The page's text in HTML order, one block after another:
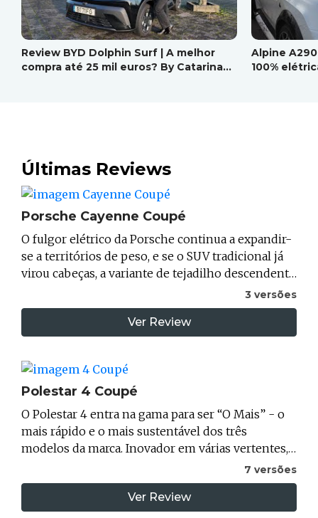
Review BYD Dolphin Surf | A melhor
compra até 25 mil euros? By Catarina
Alpine
100%
Últimas Reviews
Porsche Cayenne Coupé
O fulgor elétrico da Porsche continua a expandir-
se a territórios de peso, e se o SUV tradicional já
virou cabeças, a variante de tejadilho descendente
pretende ser a verdadeira joia da coroa estética da
marca de Estugarda. O Cayenne Electric Coupé
chega para provar que a aerodinâmica de feição
performance podem conviver no mesmo
ecossistema, enquanto os motores V8 a
combustão continuam a resistir em paralelo na
gama tradicional. A oferta divide-se entre: o
equilibrado Base, o musculado S e o demolidor
Turbo. Naturalmente, a exclusividade paga-se
3 versões
Ver Review
Polestar 4 Coupé
O Polestar 4 entra na gama para ser “O Mais” - o
mais rápido e o mais sustentável dos três
modelos da marca. Inovador em várias vertentes,
o Polestar 4 pode ser adquirido na versão Rear
Motor RWD com 272 cv e 620 km de autonomia
(WLTP) ou na versão Dual Motor AWD com 544 cv
7 versões
Ver Review